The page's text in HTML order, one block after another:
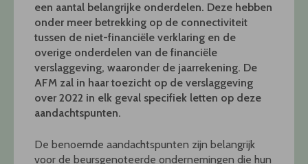
een aantal belangrijke onderdelen. Deze hebben
onder meer betrekking op de connectiviteit
tussen de niet-financiële verklaring en de
overige onderdelen van de financiële
verslaggeving, waaronder de jaarrekening. De
AFM zal in haar toezicht op de verslaggeving
over 2022 in elk geval specifiek letten op deze
aandachtspunten.
De benoemde aandachtspunten zijn belangrijk
voor de beursgenoteerde ondernemingen die hun